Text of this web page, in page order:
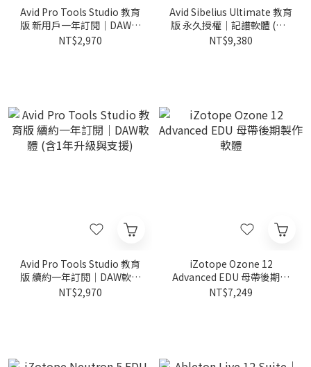
Avid Pro Tools Studio 教育
版 新用戶一年訂閱｜DAW軟
體 (含1年升級與支援)
NT$2,970
Avid Sibelius Ultimate 教育
版 永久授權｜記譜軟體 (含1
年升級與支援)
NT$9,380
Avid Pro Tools Studio 教育
版 續約一年訂閱｜DAW軟體
(含1年升級與支援)
NT$2,970
iZotope Ozone 12
Advanced EDU 母帶後期製
作軟體
NT$7,249